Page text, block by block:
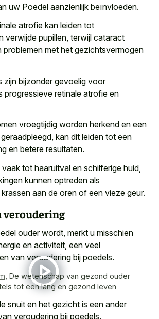
uw Poedel aanzienlijk beïnvloeden.
atrofie kan leiden tot
verwijde pupillen, terwijl cataract
problemen met het gezichtsvermogen
zijn bijzonder gevoelig voor
progressieve retinale atrofie en
vroegtijdig worden herkend en een
, kan dit leiden tot een
en betere resultaten.
tot haaruitval en schilferige huid,
kunnen optreden als
aan de oren of een vieze geur.
veroudering
ouder wordt, merkt u misschien
en activiteit, een veel
van veroudering bij poedels.
De wetenschap van gezond ouder
tot een lang en gezond leven
snuit en het gezicht is een ander
veroudering bij poedels.